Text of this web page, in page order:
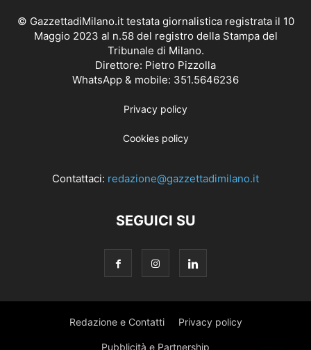
© GazzettadiMilano.it testata giornalistica registrata il 10
Maggio 2023 al n.58 del registro della Stampa del
Tribunale di Milano.
Direttore: Pietro Pizzolla
WhatsApp & mobile: 351.5646236
Privacy policy
Cookies policy
Contattaci: redazione@gazzettadimilano.it
SEGUICI SU
Redazione e Contatti Privacy policy
Pubblicità e Partnership